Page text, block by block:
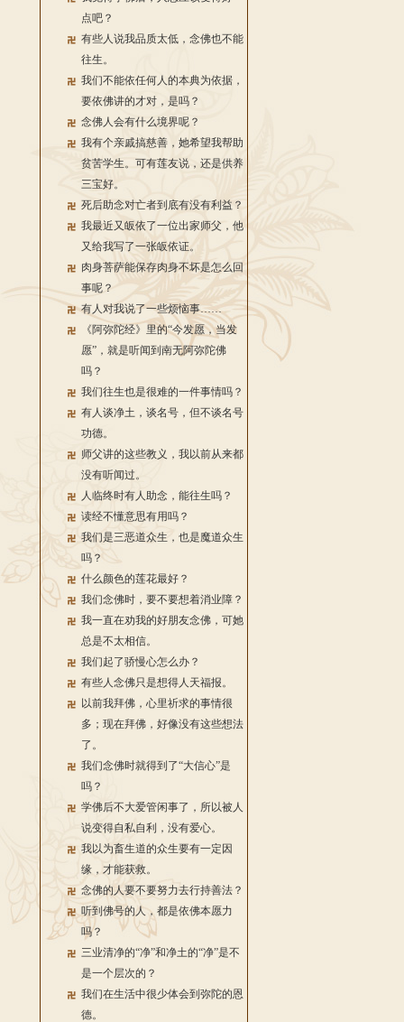
点吧？
有些人说我品质太低，念佛也不能
往生。
我们不能依任何人的本典为依据，
要依佛讲的才对，是吗？
念佛人会有什么境界呢？
我有个亲戚搞慈善，她希望我帮助
贫苦学生。可有莲友说，还是供养
三宝好。
死后助念对亡者到底有没有利益？
我最近又皈依了一位出家师父，他
又给我写了一张皈依证。
肉身菩萨能保存肉身不坏是怎么回
事呢？
有人对我说了一些烦恼事……
《阿弥陀经》里的“今发愿，当发
愿”，就是听闻到南无阿弥陀佛
吗？
我们往生也是很难的一件事情吗？
有人谈净土，谈名号，但不谈名号
功德。
师父讲的这些教义，我以前从来都
没有听闻过。
人临终时有人助念，能往生吗？
读经不懂意思有用吗？
我们是三恶道众生，也是魔道众生
吗？
什么颜色的莲花最好？
我们念佛时，要不要想着消业障？
我一直在劝我的好朋友念佛，可她
总是不太相信。
我们起了骄慢心怎么办？
有些人念佛只是想得人天福报。
以前我拜佛，心里祈求的事情很
多；现在拜佛，好像没有这些想法
了。
我们念佛时就得到了“大信心”是
吗？
学佛后不大爱管闲事了，所以被人
说变得自私自利，没有爱心。
我以为畜生道的众生要有一定因
缘，才能获救。
念佛的人要不要努力去行持善法？
听到佛号的人，都是依佛本愿力
吗？
三业清净的“净”和净土的“净”是不
是一个层次的？
我们在生活中很少体会到弥陀的恩
德。